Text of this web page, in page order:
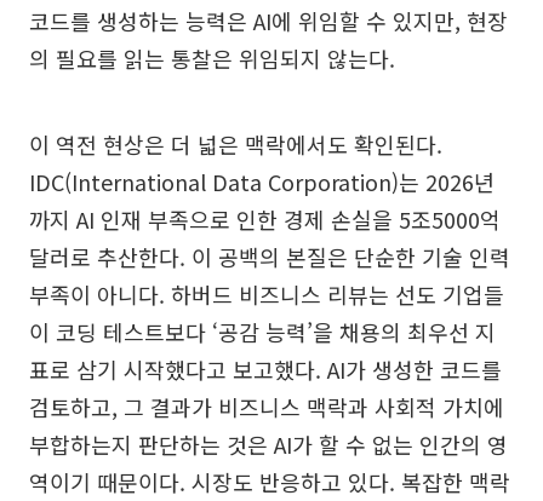
코드를 생성하는 능력은 AI에 위임할 수 있지만, 현장
의 필요를 읽는 통찰은 위임되지 않는다.
이 역전 현상은 더 넓은 맥락에서도 확인된다.
IDC(International Data Corporation)는 2026년
까지 AI 인재 부족으로 인한 경제 손실을 5조5000억
달러로 추산한다. 이 공백의 본질은 단순한 기술 인력
부족이 아니다. 하버드 비즈니스 리뷰는 선도 기업들
이 코딩 테스트보다 ‘공감 능력’을 채용의 최우선 지
표로 삼기 시작했다고 보고했다. AI가 생성한 코드를
검토하고, 그 결과가 비즈니스 맥락과 사회적 가치에
부합하는지 판단하는 것은 AI가 할 수 없는 인간의 영
역이기 때문이다. 시장도 반응하고 있다. 복잡한 맥락